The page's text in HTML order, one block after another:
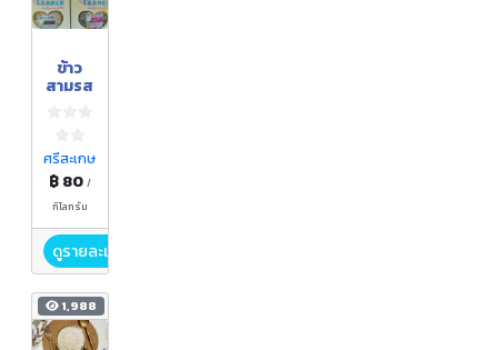
ข้าว
สามรส
ศรีสะเกษ
฿ 80 /
กิโลกรัม
ดูรายละเอียด
1,988